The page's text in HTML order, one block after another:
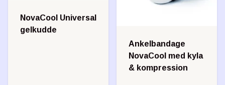
NovaCool Universal
gelkudde
Ankelbandage
NovaCool med kyla
& kompression